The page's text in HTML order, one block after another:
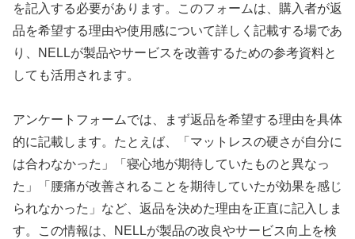
を記入する必要があります。このフォームは、購入者が返
品を希望する理由や使用感について詳しく記載する場であ
り、NELLが製品やサービスを改善するための参考資料と
しても活用されます。
アンケートフォームでは、まず返品を希望する理由を具体
的に記載します。たとえば、「マットレスの硬さが自分に
は合わなかった」「寝心地が期待していたものと異なっ
た」「腰痛が改善されることを期待していたが効果を感じ
られなかった」など、返品を決めた理由を正直に記入しま
す。この情報は、NELLが製品の改良やサービス向上を検